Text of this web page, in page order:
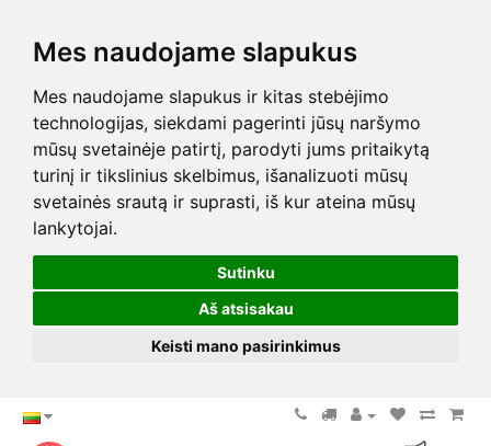
Mes naudojame slapukus
Mes naudojame slapukus ir kitas stebėjimo
technologijas, siekdami pagerinti jūsų naršymo
mūsų svetainėje patirtį, parodyti jums pritaikytą
turinį ir tikslinius skelbimus, išanalizuoti mūsų
svetainės srautą ir suprasti, iš kur ateina mūsų
lankytojai.
Sutinku
Aš atsisakau
Keisti mano pasirinkimus